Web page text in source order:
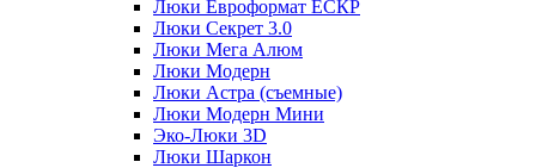
Люки Евроформат ЕСКР
Люки Секрет 3.0
Люки Мега Алюм
Люки Модерн
Люки Астра (съемные)
Люки Модерн Мини
Эко-Люки 3D
Люки Шаркон